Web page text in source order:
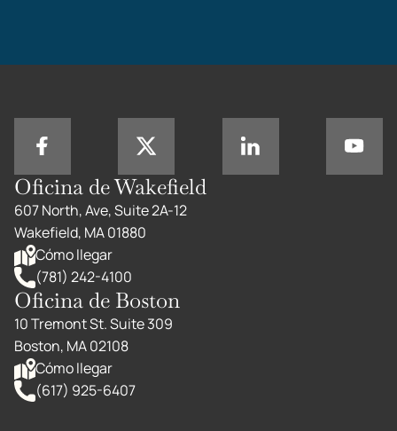
Oficina de Wakefield
607 North, Ave, Suite 2A-12
Wakefield, MA 01880
Cómo llegar
(781) 242-4100
Oficina de Boston
10 Tremont St. Suite 309
Boston, MA 02108
Cómo llegar
(617) 925-6407